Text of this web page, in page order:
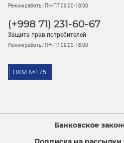
Режим работы: ПН-ПТ 09:00-18:00
(+998 71) 231-60-67
Защита прав потребителей
Режим работы: ПН-ПТ 09:00-18:00
Банковское